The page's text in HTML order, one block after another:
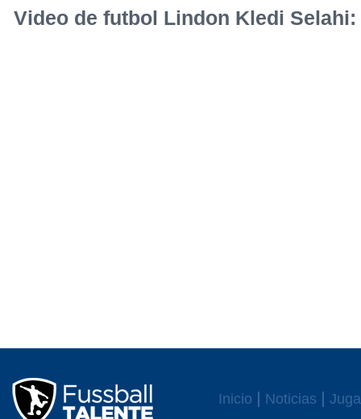
Video de futbol Lindon Kledi Selahi:
Inicio Noticias